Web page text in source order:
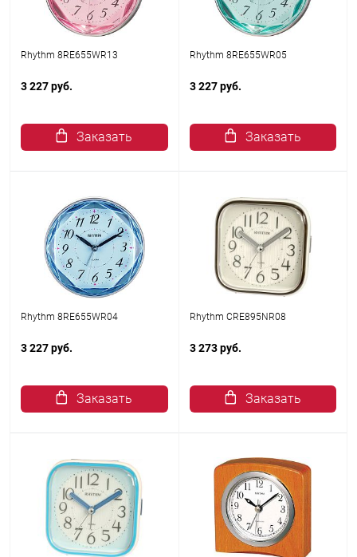
Rhythm 8RE655WR13
3 227 руб.
Заказать
Rhythm 8RE655WR05
3 227 руб.
Заказать
Rhythm 8RE655WR04
3 227 руб.
Заказать
Rhythm CRE895NR08
3 273 руб.
Заказать